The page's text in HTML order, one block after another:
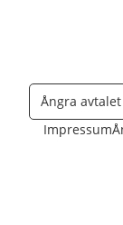
Ångra avtalet
Impressum